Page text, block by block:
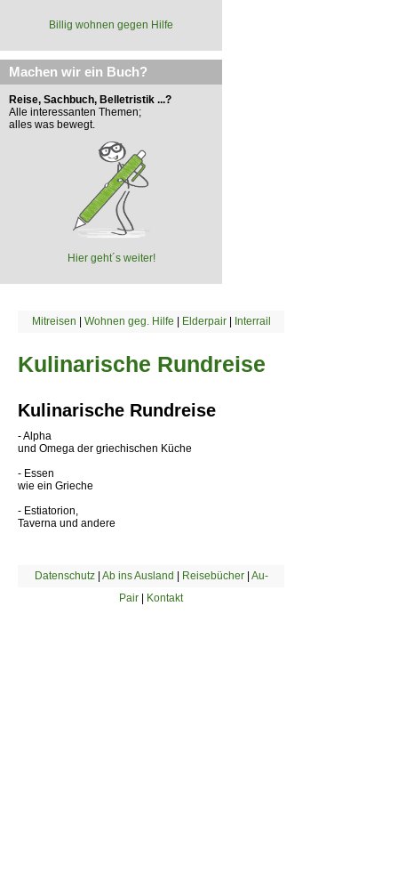
Billig wohnen gegen Hilfe
Machen wir ein Buch?
Reise, Sachbuch, Belletristik ...?
Alle interessanten Themen;
alles was bewegt.
Hier geht´s weiter!
Mitreisen | Wohnen geg. Hilfe | Elderpair| Interrail
Kulinarische Rundreise
Kulinarische Rundreise
- Alpha
und Omega der griechischen Küche
- Essen
wie ein Grieche
- Estiatorion,
Taverna und andere
Datenschutz| Ab ins Ausland | Reisebücher| Au-
Pair | Kontakt